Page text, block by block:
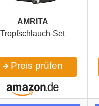
AMRITA
Tropfschlauch-Set
Preis prüfen